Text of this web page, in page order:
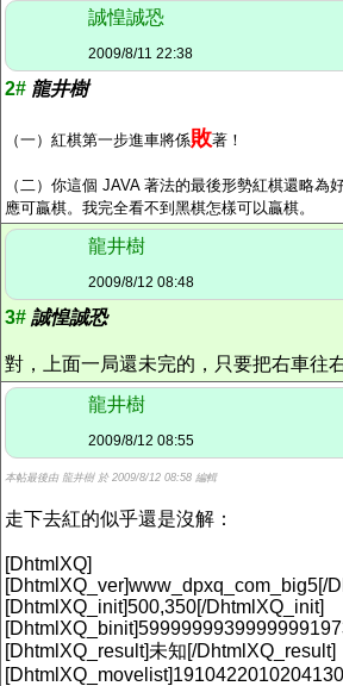
誠惶誠恐
2009/8/11 22:38
2# 龍井樹
（一）紅棋第一步進車將係敗著！
（二）你這個 JAVA 著法的最後形勢紅棋還略為
應可贏棋。我完全看不到黑棋怎樣可以贏棋。
龍井樹
2009/8/12 08:48
3# 誠惶誠恐
對，上面一局還未完的，只要把右車往
龍井樹
2009/8/12 08:55
本帖最後由 龍井樹 於 2009/8/12 08:58 編輯
走下去紅的似乎還是沒解：
[DhtmlXQ]
[DhtmlXQ_ver]www_dpxq_com_big5[/
[DhtmlXQ_init]500,350[/DhtmlXQ_init]
[DhtmlXQ_result]未知[/DhtmlXQ_result]